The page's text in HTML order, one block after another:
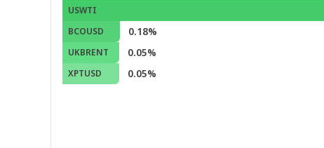
USWTI
BCOUSD 0.18%
UKBRENT 0.05%
XPTUSD 0.05%